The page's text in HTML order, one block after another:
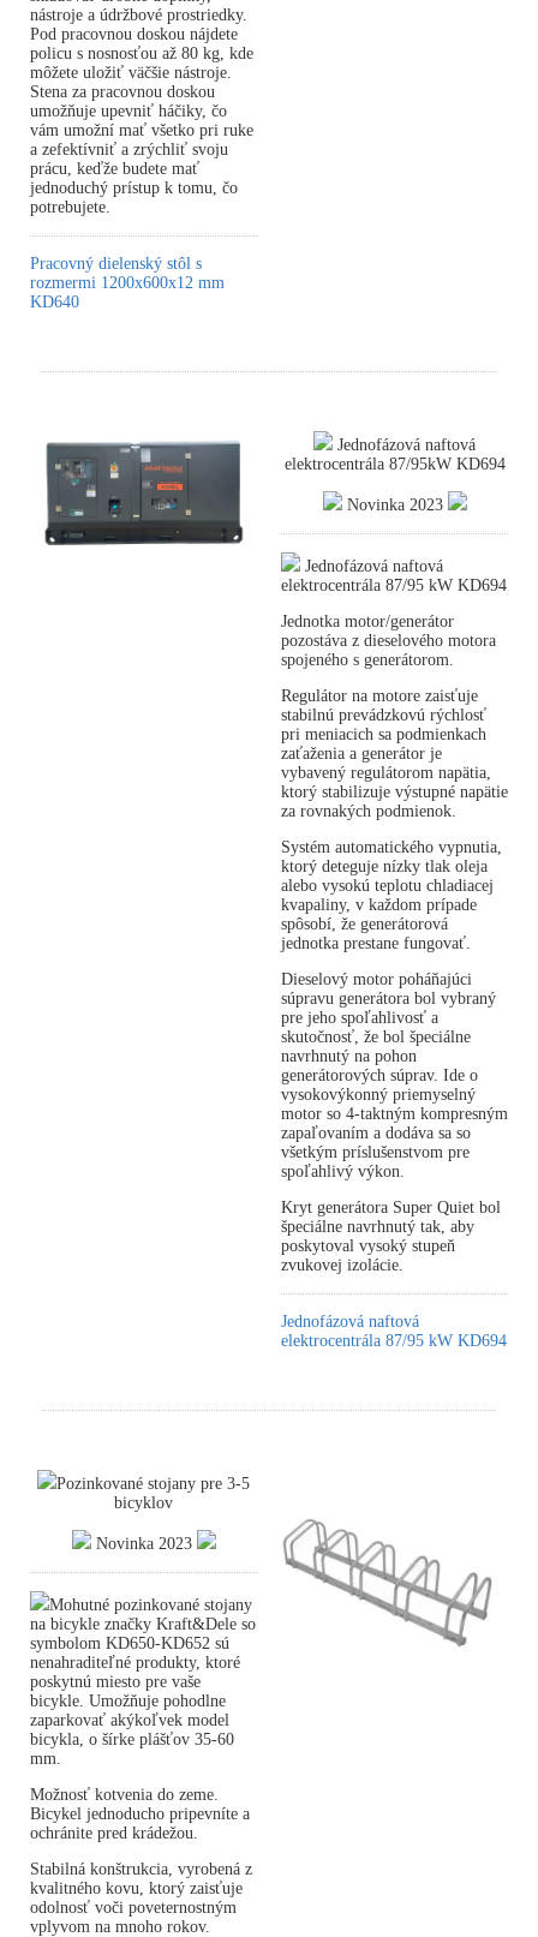
nástroje a údržbové prostriedky.
Pod pracovnou doskou nájdete
policu s nosnosťou až 80 kg, kde
môžete uložiť väčšie nástroje.
Stena za pracovnou doskou
umožňuje upevniť háčiky, čo
vám umožní mať všetko pri ruke
a zefektívniť a zrýchliť svoju
prácu, keďže budete mať
jednoduchý prístup k tomu, čo
potrebujete.
Pracovný dielenský stôl s
rozmermi 1200x600x12 mm
KD640
Jednofázová naftová
elektrocentrála 87/95kW KD694
Novinka 2023
Jednofázová naftová
elektrocentrála 87/95 kW KD694
Jednotka motor/generátor
pozostáva z dieselového motora
spojeného s generátorom.
Regulátor na motore zaisťuje
stabilnú prevádzkovú rýchlosť
pri meniacich sa podmienkach
zaťaženia a generátor je
vybavený regulátorom napätia,
ktorý stabilizuje výstupné napätie
za rovnakých podmienok.
Systém automatického vypnutia,
ktorý deteguje nízky tlak oleja
alebo vysokú teplotu chladiacej
kvapaliny, v každom prípade
spôsobí, že generátorová
jednotka prestane fungovať.
Dieselový motor poháňajúci
súpravu generátora bol vybraný
pre jeho spoľahlivosť a
skutočnosť, že bol špeciálne
navrhnutý na pohon
generátorových súprav. Ide o
vysokovýkonný priemyselný
motor so 4-taktným kompresným
zapaľovaním a dodáva sa so
všetkým príslušenstvom pre
spoľahlivý výkon.
Kryt generátora Super Quiet bol
špeciálne navrhnutý tak, aby
poskytoval vysoký stupeň
zvukovej izolácie.
Jednofázová naftová
elektrocentrála 87/95 kW KD694
Pozinkované stojany pre 3-5
bicyklov
Novinka 2023
Mohutné pozinkované stojany
na bicykle značky Kraft&Dele so
symbolom KD650-KD652 sú
nenahraditeľné produkty, ktoré
poskytnú miesto pre vaše
bicykle. Umožňuje pohodlne
zaparkovať akýkoľvek model
bicykla, o šírke plášťov 35-60
mm.
Možnosť kotvenia do zeme.
Bicykel jednoducho pripevníte a
ochránite pred krádežou.
Stabilná konštrukcia, vyrobená z
kvalitného kovu, ktorý zaisťuje
odolnosť voči poveternostným
vplyvom na mnoho rokov.